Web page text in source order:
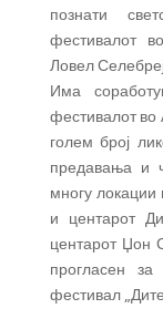
познати
фестивалот
Ловел
Има
фестивалот во
голем број
предавања и
многу локации
и центарот
центарот Џон
прогласен
фестивал